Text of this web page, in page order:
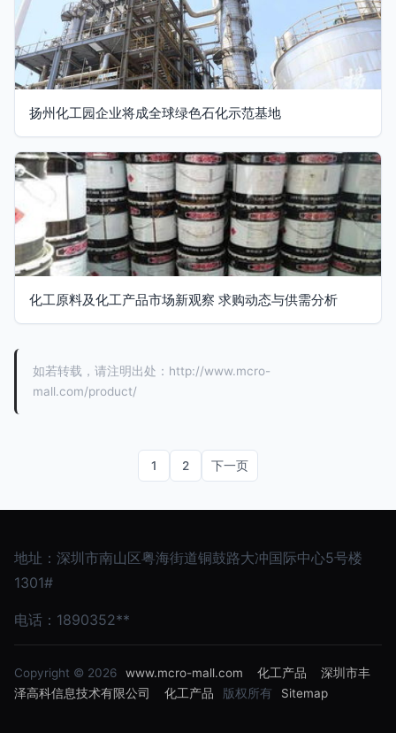
扬州化工园企业将成全球绿色石化示范基地
化工原料及化工产品市场新观察 求购动态与供需分析
如若转载，请注明出处：http://www.mcro-
mall.com/product/
1 2 下一页
地址：深圳市南山区粤海街道铜鼓路大冲国际中心5号楼
1301#
电话：1890352**
Copyright © 2026 www.mcro-mall.com 化工产品
深圳市丰
泽高科信息技术有限公司
化工产品 版权所有 Sitemap